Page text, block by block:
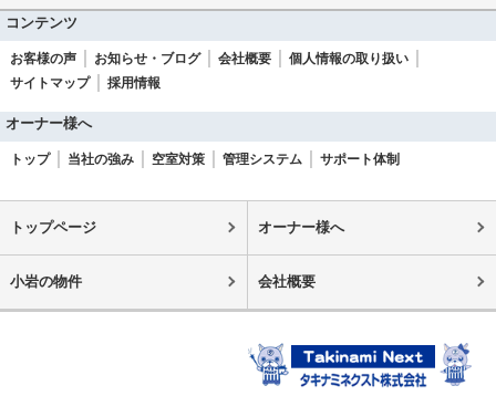
コンテンツ
お客様の声 お知らせ・ブログ 会社概要
個人情報の取り扱い
サイトマップ
採用情報
オーナー様へ
トップ 当社の強み 空室対策 管理システム サポート体制
トップページ オーナー様へ
小岩の物件 会社概要